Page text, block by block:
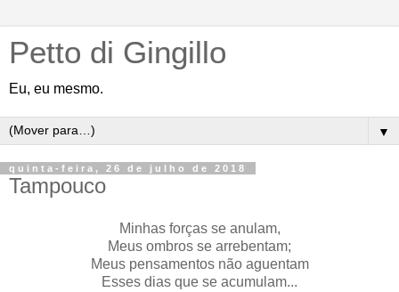
Petto di Gingillo
Eu, eu mesmo.
▼
quinta-feira, 26 de julho de 2018
Tampouco
Minhas forças se anulam,
Meus ombros se arrebentam;
Meus pensamentos não aguentam
Esses dias que se acumulam...